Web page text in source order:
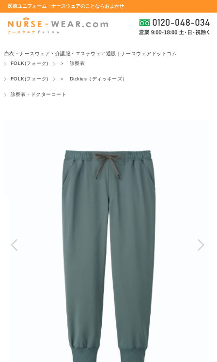
医療ユニフォーム・ナースウェアのことならおまかせ
白衣・ナースウェア・介護服・エステウェア通販｜ナースウェアドットコム
FOLK(フォーク)
＞ 診察衣
FOLK(フォーク) ＞ Dickies（ディッキーズ）
診察衣・ドクターコート